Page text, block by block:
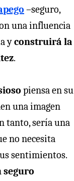
–seguro,
una influencia
yconstruirá la
.
piensa en su
una imagen
tanto, sería una
no necesita
sentimientos.
seguro